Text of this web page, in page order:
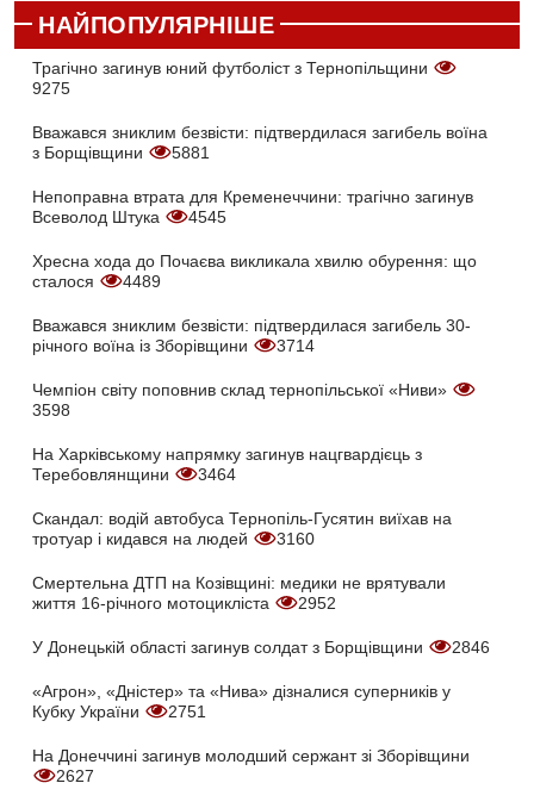
НАЙПОПУЛЯРНІШЕ
Трагічно загинув юний футболіст з Тернопільщини
9275
Вважався зниклим безвісти: підтвердилася загибель воїна
з Борщівщини
5881
Непоправна втрата для Кременеччини: трагічно загинув
Всеволод Штука
4545
Хресна хода до Почаєва викликала хвилю обурення: що
сталося
4489
Вважався зниклим безвісти: підтвердилася загибель 30-
річного воїна із Зборівщини
3714
Чемпіон світу поповнив склад тернопільської «Ниви»
3598
На Харківському напрямку загинув нацгвардієць з
Теребовлянщини
3464
Скандал: водій автобуса Тернопіль-Гусятин виїхав на
тротуар і кидався на людей
3160
Смертельна ДТП на Козівщині: медики не врятували
життя 16-річного мотоцикліста
2952
У Донецькій області загинув солдат з Борщівщини 2846
«Агрон», «Дністер» та «Нива» дізналися суперників у
Кубку України
2751
На Донеччині загинув молодший сержант зі Зборівщини
2627